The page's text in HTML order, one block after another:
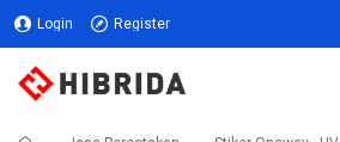
Login Register